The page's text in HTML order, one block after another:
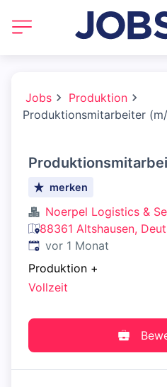
Jobs
Produktion
Produktionsmitarbeiter
merken
Noerpel Logistics &
88361 Altshausen,
Veröffentlicht:
vor 1 Monat
Produktion +
Vollzeit